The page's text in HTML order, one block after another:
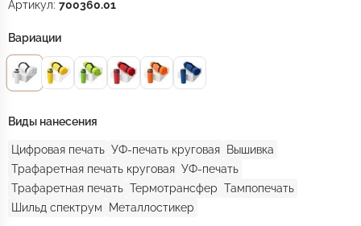
Артикул: 700360.01
Вариации
Виды нанесения
Цифровая печать УФ-печать круговая Вышивка
Трафаретная печать круговая УФ-печать
Трафаретная печать Термотрансфер Тампопечать
Шильд спектрум
Металлостикер